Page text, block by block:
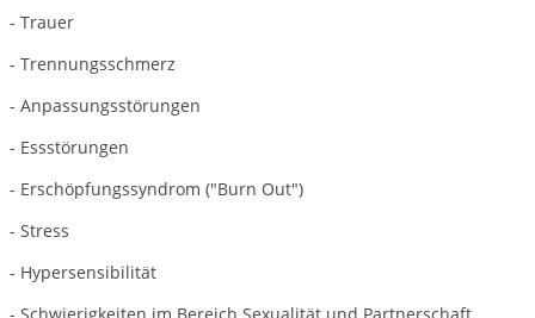
- Trauer
- Trennungsschmerz
- Anpassungsstörungen
- Essstörungen
- Erschöpfungssyndrom ("Burn Out")
- Stress
- Hypersensibilität